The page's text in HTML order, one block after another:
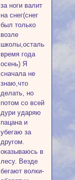
за ноги валит
на снег(снег
был только
возле
школы,остальное
время года
осень) Я
сначала не
знаю,что
делать, но
потом со всей
дури ударяю
пацана и
убегаю за
другом.
оказываюсь в
лесу. Везде
бегают волки-